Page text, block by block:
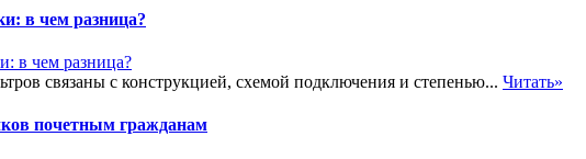
в чем разница?
связаны с конструкцией, схемой подключения и степенью... Читать»
почетным гражданам